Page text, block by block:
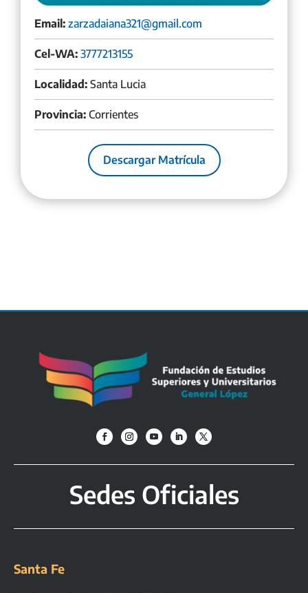
Email: zarzadaiana321@gmail.com
Cel-WA: 3777213155
Localidad: Santa Lucia
Provincia: Corrientes
Descargar Matrícula
Sedes Oficiales
Santa Fe